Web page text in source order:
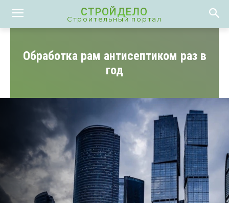
СТРОЙДЕЛО
Строительный портал
Обработка рам антисептиком раз в
год